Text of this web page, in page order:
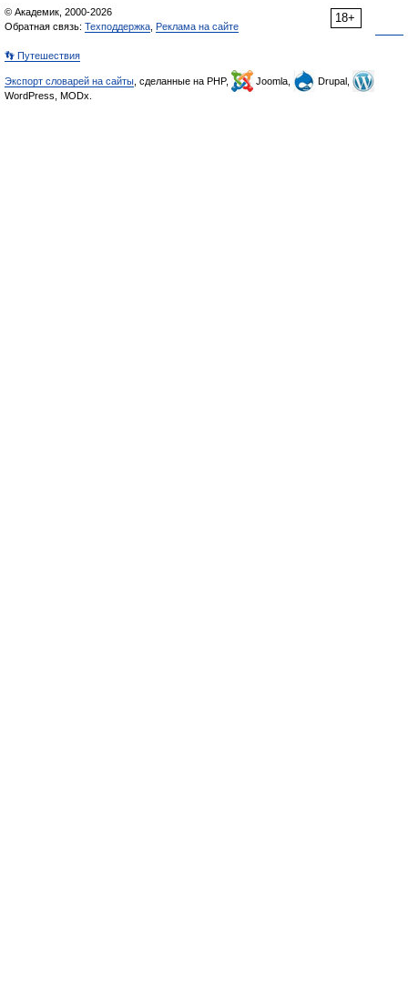
18+
© Академик, 2000-2026
Обратная связь: Техподдержка Реклама на сайте
👣 Путешествия
Экспорт словарей на сайты , сделанные на PHP, Joomla,
Drupal,
WordPress, MODx.